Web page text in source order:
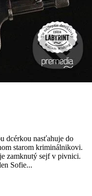
dcérkou nasťahuje do
starom kriminálnikovi.
zamknutý sejf v pivnici.
Sofie...